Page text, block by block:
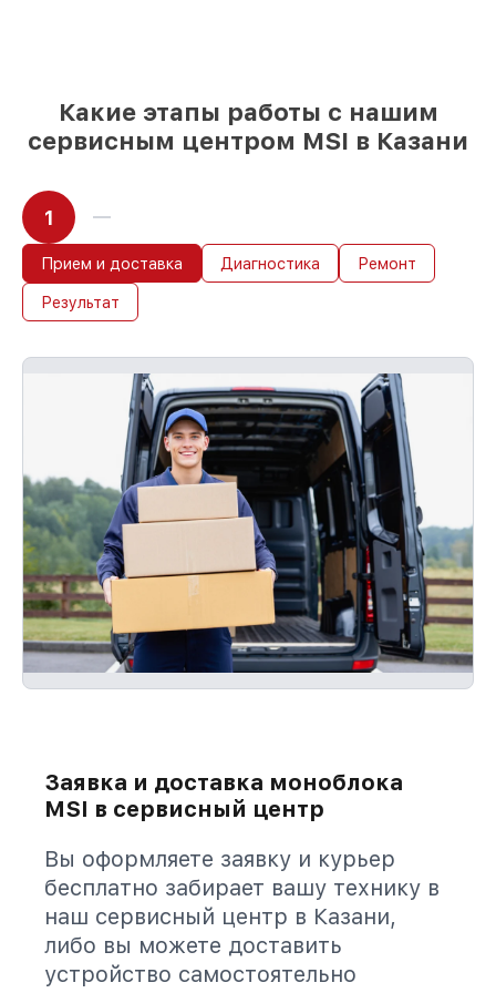
Какие этапы работы с нашим
сервисным центром MSI в Казани
1
Прием и доставка Диагностика Ремонт
Результат
Заявка и доставка моноблока
MSI в сервисный центр
Вы оформляете заявку и курьер
бесплатно забирает вашу технику в
наш сервисный центр в Казани,
либо вы можете доставить
устройство самостоятельно